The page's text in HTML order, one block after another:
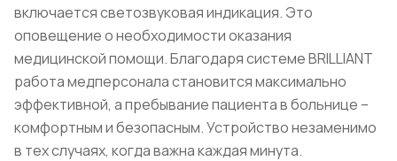
включается светозвуковая индикация. Это
оповещение о необходимости оказания
медицинской помощи. Благодаря системе BRILLIANT
работа медперсонала становится максимально
эффективной, а пребывание пациента в больнице –
комфортным и безопасным. Устройство незаменимо
в тех случаях, когда важна каждая минута.